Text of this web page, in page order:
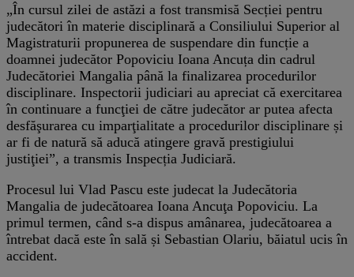
„În cursul zilei de astăzi a fost transmisă Secției pentru
judecători în materie disciplinară a Consiliului Superior al
Magistraturii propunerea de suspendare din funcție a
doamnei judecător Popoviciu Ioana Ancuța din cadrul
Judecătoriei Mangalia până la finalizarea procedurilor
disciplinare. Inspectorii judiciari au apreciat că exercitarea
în continuare a funcţiei de către judecător ar putea afecta
desfăşurarea cu imparţialitate a procedurilor disciplinare și
ar fi de natură să aducă atingere gravă prestigiului
justiţiei”, a transmis Inspecția Judiciară.
Procesul lui Vlad Pascu este judecat la Judecătoria
Mangalia de judecătoarea Ioana Ancuţa Popoviciu. La
primul termen, când s-a dispus amânarea, judecătoarea a
întrebat dacă este în sală și Sebastian Olariu, băiatul ucis în
accident.